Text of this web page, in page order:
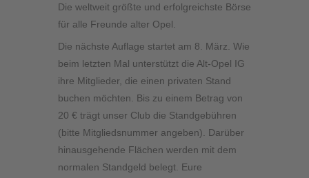
Die weltweit größte und erfolgreichste Börse
für alle Freunde alter Opel.
Die nächste Auflage startet am 8. März. Wie
beim letzten Mal unterstützt die Alt-Opel IG
ihre Mitglieder, die einen privaten Stand
buchen möchten. Bis zu einem Betrag von
20 € trägt unser Club die Standgebühren
(bitte Mitgliedsnummer angeben). Darüber
hinausgehende Flächen werden mit dem
normalen Standgeld belegt. Eure